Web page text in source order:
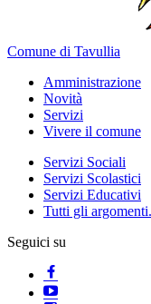
Comune di Tavullia
Amministrazione
Novità
Servizi
Vivere il comune
Servizi Sociali
Servizi Scolastici
Servizi Educativi
Tutti gli
Seguici su